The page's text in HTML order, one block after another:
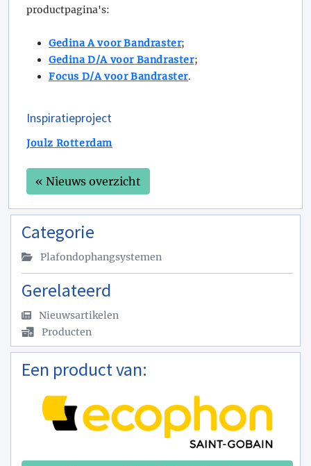
productpagina's:
Gedina A voor Bandraster;
Gedina D/A voor Bandraster;
Focus D/A voor Bandraster.
Inspiratieproject
Joulz Rotterdam
« Nieuws overzicht
Categorie
Plafondophangsystemen
Gerelateerd
Nieuwsartikelen
Producten
Een product van: